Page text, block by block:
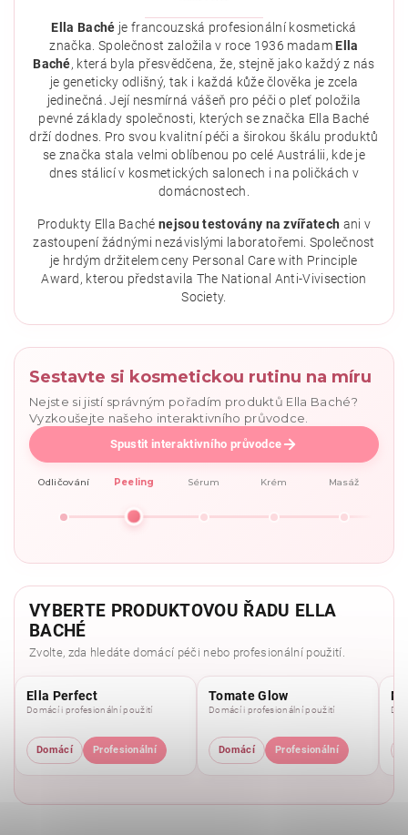
Vložením hodnocení souhlasíte sezásadami ochrany
Ella Baché je francouzská profesionální kosmetická
značka. Společnost založila v roce 1936 madam Ella
Baché, která byla přesvědčena, že, stejně jako každý z nás
je geneticky odlišný, tak i každá kůže člověka je zcela
jedinečná. Její nesmírná vášeň pro péči o pleť položila
pevné základy společnosti, kterých se značka Ella Baché
drží dodnes. Pro svou kvalitní péči a širokou škálu produktů
se značka stala velmi oblíbenou po celé Austrálii, kde je
dnes stálicí v kosmetických salonech i na poličkách v
domácnostech.
Produkty Ella Bachénejsou testovány na zvířatech ani v
zastoupení žádnými nezávislými laboratořemi. Společnost
je hrdým držitelem ceny Personal Care with Principle
Award, kterou představila The National Anti-Vivisection
Society.
Sestavte si kosmetickou rutinu na míru
Nejste si jistí správným pořadím produktů Ella Baché?
Vyzkoušejte našeho interaktivního průvodce.
Spustit interaktivního průvodce
Odličování Peeling Sérum Krém Masáž
VYBERTE PRODUKTOVOU ŘADU ELLA
BACHÉ
Zvolte, zda hledáte domácí péči nebo profesionální použití.
Ella Perfect
Domácí i profesionální použití
Domácí Profesionální
Tomate Glow
Domácí i profesionální použití
Domácí Profesionální